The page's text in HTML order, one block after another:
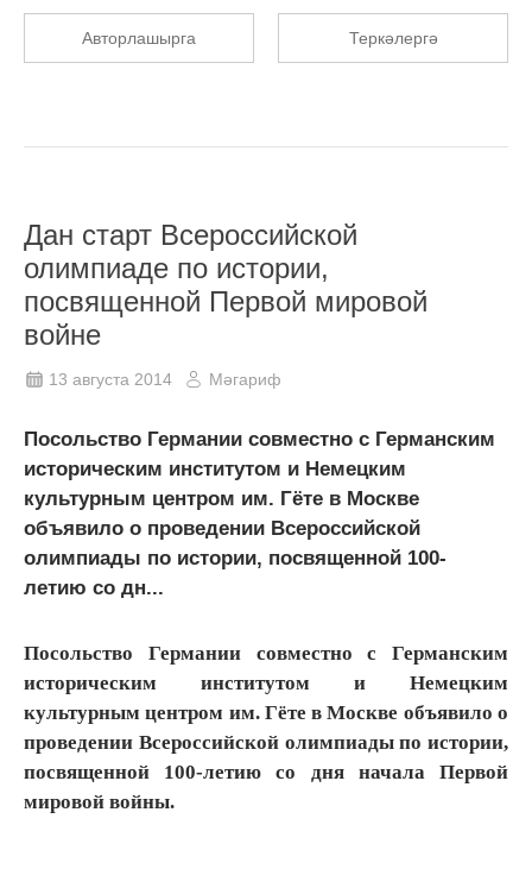
Авторлашырга Теркәлергә
Дан старт Всероссийской
олимпиаде по истории,
посвященной Первой мировой
войне
13 августа 2014 Мәгариф
Посольство Германии совместно с Германским
историческим институтом и Немецким
культурным центром им. Гёте в Москве
объявило о проведении Всероссийской
олимпиады по истории, посвященной 100-
летию со дн...
Посольство Германии совместно с Германским
историческим институтом и Немецким
культурным центром им. Гёте в Москве объявило о
проведении Всероссийской олимпиады по истории,
посвященной 100-летию со дня начала Первой
мировой войны.